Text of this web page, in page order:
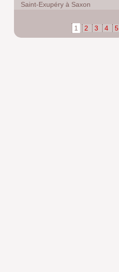
Saint-Exupéry à Saxon
1 2 3 4 5